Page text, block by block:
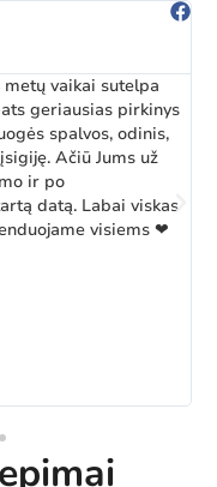
vaikai sutelpa
geriausias pirkinys
spalvos, odinis,
Ačiū Jums už
ir po
datą. Labai viskas
visiems ❤